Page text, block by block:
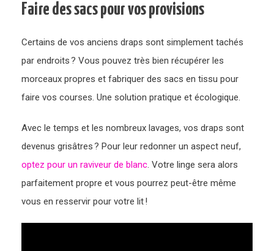
Faire des sacs pour vos provisions
Certains de vos anciens draps sont simplement tachés
par endroits ? Vous pouvez très bien récupérer les
morceaux propres et fabriquer des sacs en tissu pour
faire vos courses. Une solution pratique et écologique.
Avec le temps et les nombreux lavages, vos draps sont
devenus grisâtres ? Pour leur redonner un aspect neuf,
optez pour un raviveur de blanc. Votre linge sera alors
parfaitement propre et vous pourrez peut-être même
vous en resservir pour votre lit !